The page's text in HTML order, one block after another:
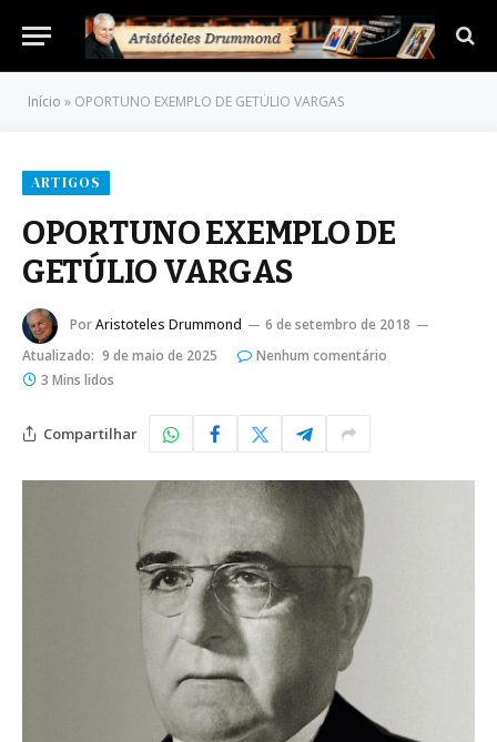
Início » OPORTUNO EXEMPLO DE GETÚLIO VARGAS
ARTIGOS
OPORTUNO EXEMPLO DE
GETÚLIO VARGAS
PorAristoteles Drummond
6 de setembro de 2018
Atualizado: 9 de maio de 2025
Nenhum comentário
3 Mins lidos
Compartilhar